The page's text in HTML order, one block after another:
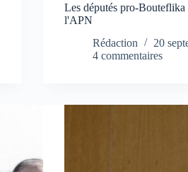
Les députés pro-Bouteflika
l'APN
Rédaction
20
4 commentaires